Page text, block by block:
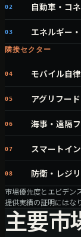
02 自動車・コ
03 エネルギー
隣接セクター
04 モバイル自
05 アグリフー
06 海事・遠隔
07 スマートイ
08 防衛・レジ
市場優先度とエビデン
提供実績の証明にはな
主要市